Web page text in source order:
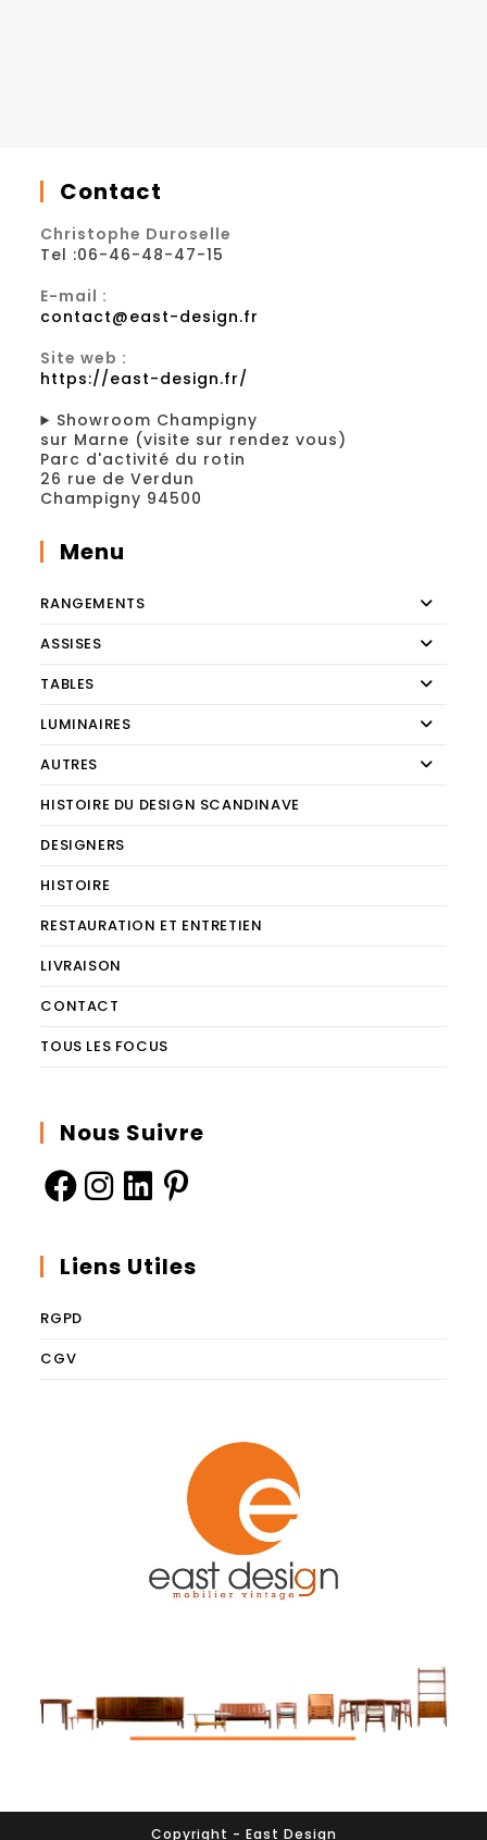
Contact
Christophe Duroselle
Tel :06-46-48-47-15
E-mail :
contact@east-design.fr
Site web :
https://east-design.fr/
Showroom Champigny
sur Marne (visite sur rendez vous)
Parc d'activité du rotin
26 rue de Verdun
Champigny 94500
Menu
RANGEMENTS
ASSISES
TABLES
LUMINAIRES
AUTRES
HISTOIRE DU DESIGN SCANDINAVE
DESIGNERS
HISTOIRE
RESTAURATION ET ENTRETIEN
LIVRAISON
CONTACT
TOUS LES FOCUS
Nous Suivre
Liens Utiles
RGPD
CGV
Copyright - East Design